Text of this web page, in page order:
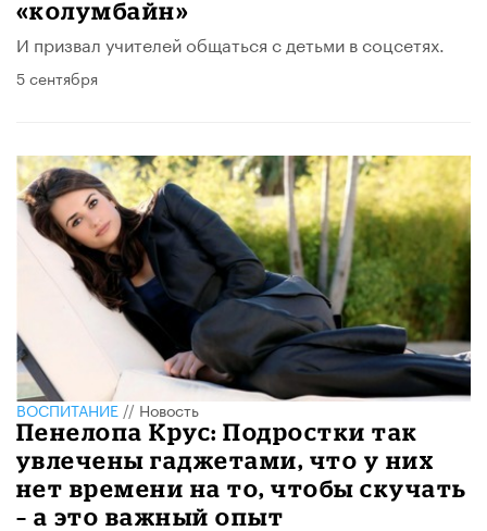
«колумбайн»
И призвал учителей общаться с детьми в соцсетях.
5 сентября
ВОСПИТАНИЕ // Новость
Пенелопа Крус: Подростки так
увлечены гаджетами, что у них
нет времени на то, чтобы скучать
– а это важный опыт